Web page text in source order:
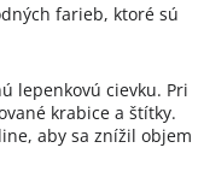
farieb, ktoré sú
lepenkovú cievku. Pri
krabice a štítky.
aby sa znížil objem